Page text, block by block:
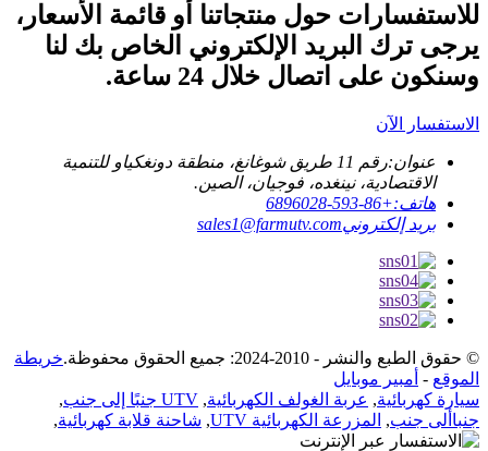
للاستفسارات حول منتجاتنا أو قائمة الأسعار،
يرجى ترك البريد الإلكتروني الخاص بك لنا
وسنكون على اتصال خلال 24 ساعة.
الاستفسار الآن
عنوان:
رقم 11 طريق شوغانغ، منطقة دونغكياو للتنمية
الاقتصادية، نينغده، فوجيان، الصين.
هاتف:+86-593-6896028
بريد إلكترونيsales1@farmutv.com
© حقوق الطبع والنشر - 2010-2024: جميع الحقوق محفوظة.
خريطة
الموقع - أمبير موبايل
سيارة كهربائية, عربة الغولف الكهربائية, UTV جنبًا إلى جنب
,
جنباألى جنب, المزرعة الكهربائية UTV , شاحنة قلابة كهربائية,